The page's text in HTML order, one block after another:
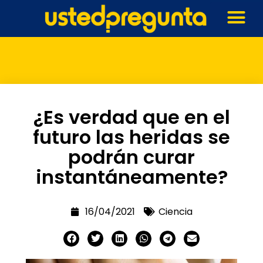
¿Es verdad que en el
futuro las heridas se
podrán curar
instantáneamente?
16/04/2021 Ciencia